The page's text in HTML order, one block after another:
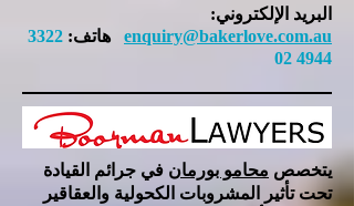
البريد الإلكتروني:
enquiry@bakerlove.com.au
هاتف: 3322
4944 02
يتخصص محامو بورمان في جرائم القيادة
تحت تأثير المشروبات الكحولية والعقاقير